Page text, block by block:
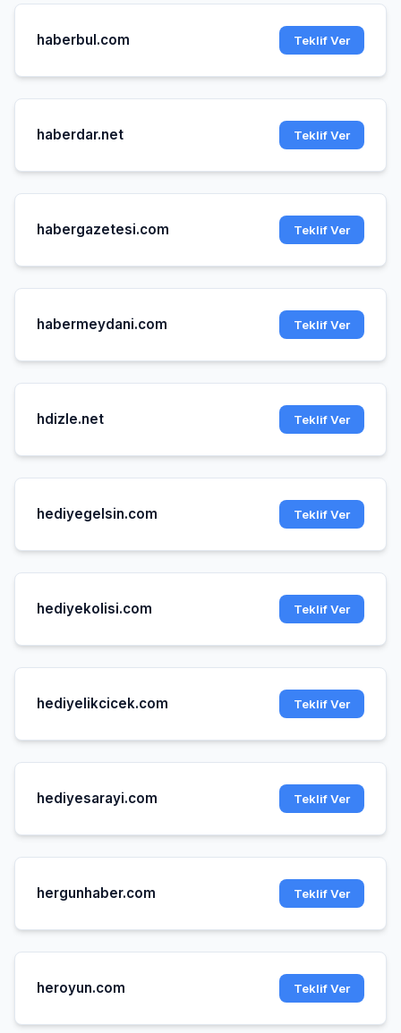
haberbul.com Teklif Ver
haberdar.net Teklif Ver
habergazetesi.com Teklif Ver
habermeydani.com Teklif Ver
hdizle.net Teklif Ver
hediyegelsin.com Teklif Ver
hediyekolisi.com Teklif Ver
hediyelikcicek.com Teklif Ver
hediyesarayi.com Teklif Ver
hergunhaber.com Teklif Ver
heroyun.com Teklif Ver